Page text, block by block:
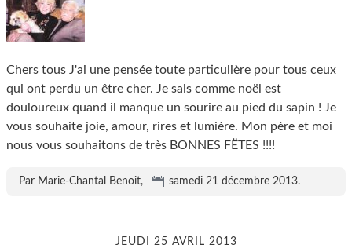
Chers tous J'ai une pensée toute particulière pour tous ceux
qui ont perdu un être cher. Je sais comme noël est
douloureux quand il manque un sourire au pied du sapin ! Je
vous souhaite joie, amour, rires et lumière. Mon père et moi
nous vous souhaitons de très BONNES FËTES !!!!
Par Marie-Chantal Benoit, samedi 21 décembre 2013.
JEUDI 25 AVRIL 2013